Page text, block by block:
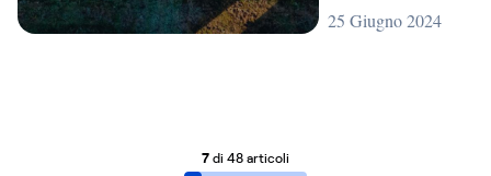
25 Giugno 2024
7di 48 articoli